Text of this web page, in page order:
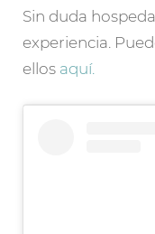
Sin duda
experiencia.
ellos aquí.